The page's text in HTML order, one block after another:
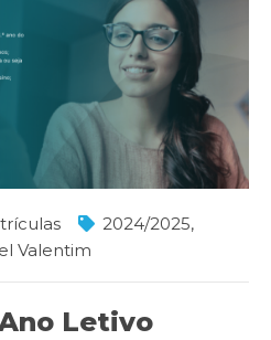
2024/2025,
Valentim
Letivo